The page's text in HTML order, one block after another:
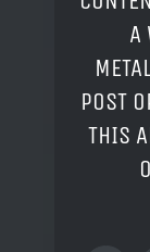
A
POST
THIS